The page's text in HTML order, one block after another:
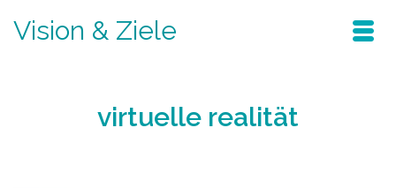
Vision & Ziele
virtuelle realität